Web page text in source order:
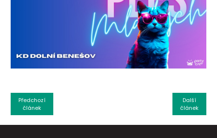
Další
článek
Předchozí
článek